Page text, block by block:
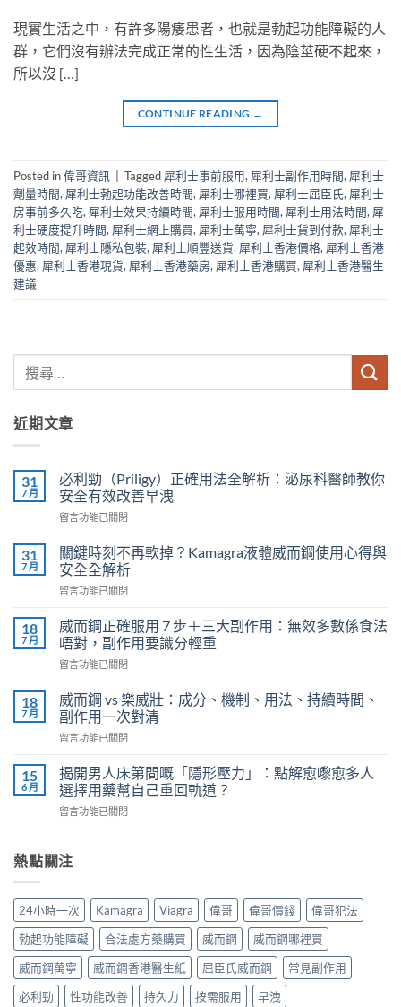
現實生活之中，有許多陽痿患者，也就是勃起功能障礙的人
群，它們沒有辦法完成正常的性生活，因為陰莖硬不起來，
所以沒 […]
CONTINUE READING →
Posted in偉哥資訊 | Tagged 犀利士事前服用, 犀利士副作用時間, 犀利士
劑量時間, 犀利士勃起功能改善時間, 犀利士哪裡買, 犀利士屈臣氏, 犀利士
房事前多久吃, 犀利士效果持續時間, 犀利士服用時間, 犀利士用法時間, 犀
利士硬度提升時間, 犀利士網上購買, 犀利士萬寧, 犀利士貨到付款, 犀利士
起效時間, 犀利士隱私包裝, 犀利士順豐送貨, 犀利士香港價格, 犀利士香港
優惠, 犀利士香港現貨, 犀利士香港藥房, 犀利士香港購買, 犀利士香港醫生
建議
近期文章
31
7 月
必利勁（Priligy）正確用法全解析：泌尿科醫師教你
安全有效改善早洩
在
利
勁
（Priligy）
正
用
法
全
解
泌
尿
醫
教
你
安
效
改
早
洩〉
中
留言功能已關閉
31
7 月
關鍵時刻不再軟掉？Kamagra液體威而鋼使用心得與
安全全解析
在
鍵
時
刻
不
軟
掉？
Kamagra
液
威
而
使
得
全
全
解
析〉
中
留言功能已關閉
18
7 月
威而鋼正確服用 7 步＋三大副作用：無效多數係食法
唔對，副作用要識分輕重
在
而
鋼
正
確
用
7
步
＋
副
效
多
數
係
食
留言功能已關閉
18
7 月
威而鋼 vs 樂威壯：成分、機制、用法、持續時間、
副作用一次對清
在
而
鋼
vs
樂
成
制、
用
法、
持
續
時
間、
留言功能已關閉
15
6 月
揭開男人床第間嘅「隱形壓力」：點解愈嚟愈多人
選擇用藥幫自己重回軌道？
在
男
人
第
嘅
「隱
形
壓
力」：
留言功能已關閉
熱點關注
24小時一次 Kamagra Viagra 偉哥 偉哥價錢
偉哥犯法
勃起功能障礙
合法處方藥購買 威而鋼
威而鋼哪裡買
威而鋼萬寧
威而鋼香港醫生紙 屈臣氏威而鋼
常見副作用
必利勁
性功能改善 持久力 按需服用 早洩